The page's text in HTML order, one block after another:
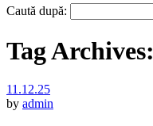
Caută după:
Tag Archives:
11.12.25
by admin